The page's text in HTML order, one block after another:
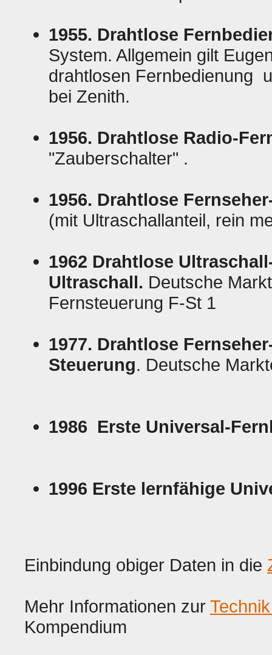
1955. Drahtlose
System. Allgemein gilt
drahtlosen Fernbedienung
bei Zenith.
1956. Drahtlose Radio-
"Zauberschalter" .
1956. Drahtlose
(mit Ultraschallanteil, rein
1962 Drahtlose
Ultraschall. Deutsche
Fernsteuerung F-St 1
1977. Drahtlose
Steuerung. Deutsche
1986 Erste Universal-
1996 Erste lernfähige
Einbindung obiger Daten in die
Mehr Informationen zur
Kompendium